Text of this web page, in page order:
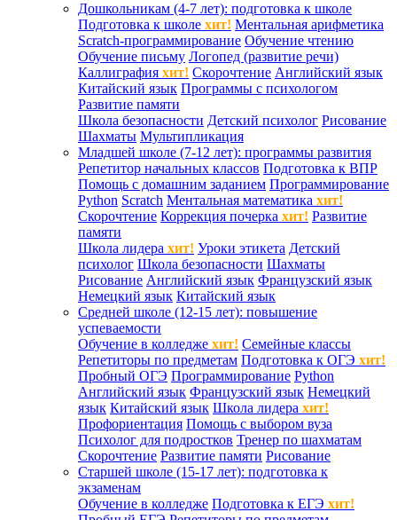
Дошкольникам (4-7 лет): подготовка к школе
Подготовка к школе хит! Ментальная арифметика
Scratch-программирование Обучение чтению
Обучение письму Логопед (развитие речи)
Каллиграфия хит! Скорочтение Английский язык
Китайский язык Программы с психологом
Развитие памяти
Школа безопасности Детский психолог Рисование
Шахматы Мультипликация
Младшей школе (7-12 лет): программы развития
Репетитор начальных классов Подготовка к ВПР
Помощь с домашним заданием Программирование
Python Scratch Ментальная математика хит!
Скорочтение Коррекция почерка хит! Развитие
памяти
Школа лидера хит! Уроки этикета Детский
психолог Школа безопасности Шахматы
Рисование Английский язык Французский язык
Немецкий язык Китайский язык
Средней школе (12-15 лет): повышение
успеваемости
Обучение в колледже хит! Семейные классы
Репетиторы по предметам Подготовка к ОГЭ хит!
Пробный ОГЭ Программирование Python
Английский язык Французский язык Немецкий
язык Китайский язык Школа лидера хит!
Профориентация Помощь с выбором вуза
Психолог для подростков Тренер по шахматам
Скорочтение Развитие памяти Рисование
Старшей школе (15-17 лет): подготовка к
экзаменам
Обучение в колледже Подготовка к ЕГЭ хит!